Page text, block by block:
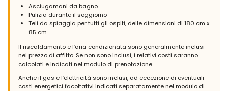
Asciugamani da bagno
Pulizia durante il soggiorno
Teli da spiaggia per tutti gli ospiti, delle dimensioni di 180 cm x
85 cm
Il riscaldamento e l’aria condizionata sono generalmente inclusi
nel prezzo di affitto. Se non sono inclusi, i relativi costi saranno
calcolati e indicati nel modulo di prenotazione.
Anche il gas e l’elettricità sono inclusi, ad eccezione di eventuali
costi energetici facoltativi indicati separatamente nel modulo di